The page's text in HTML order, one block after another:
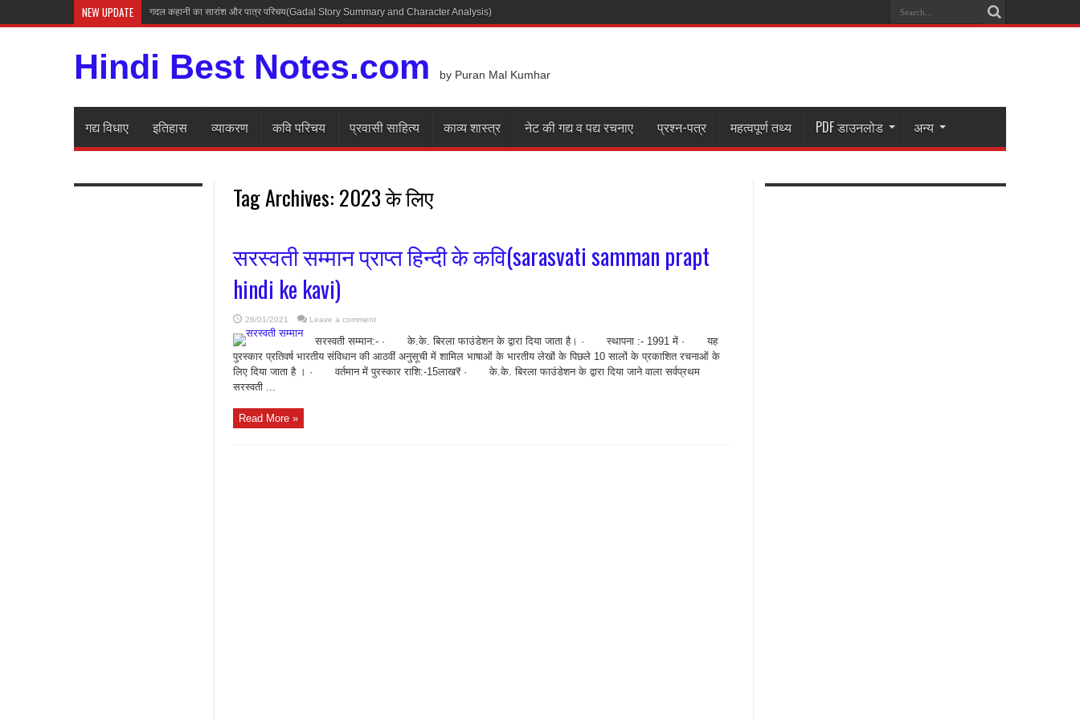
NEW UPDATE गदल कहानी का सारांश और पात्र परिचय(Gadal Story Summary and Character Analysis)
Hindi Best Notes.com by Puran Mal Kumhar
गद्य विधाए इतिहास व्याकरण कवि परिचय प्रवासी साहित्य काव्य शास्त्र नेट की गद्य व पद्य रचनाए प्रश्न-पत्र महत्वपूर्ण तथ्य PDF डाउनलोड अन्य
Tag Archives: 2023 के लिए
सरस्वती सम्मान प्राप्त हिन्दी के कवि(sarasvati samman prapt
hindi ke kavi)
26/01/2021 Leave a comment
सरस्वती सम्मान:- · के.के. बिरला फाउंडेशन के द्वारा दिया जाता है। · स्थापना :- 1991 में · यह
पुरस्कार प्रतिवर्ष भारतीय संविधान की आठवीं अनुसूची में शामिल भाषाओं के भारतीय लेखों के पिछले 10 सालों के प्रकाशित रचनाओं के
लिए दिया जाता है । · वर्तमान में पुरस्कार राशि:-15लाख₹ · के.के. बिरला फाउंडेशन के द्वारा दिया जाने वाला सर्वप्रथम
सरस्वती ...
Read More »